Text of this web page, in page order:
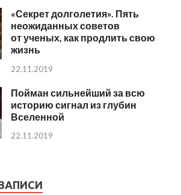
«Секрет долголетия». Пять
неожиданных советов
от ученых, как продлить свою
жизнь
22.11.2019
Пойман сильнейший за всю
историю сигнал из глубин
Вселенной
22.11.2019